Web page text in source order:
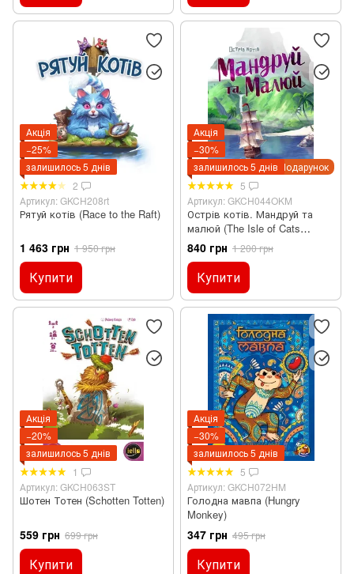
Акція
−25%
залишилось 5 днів
2
Артикул: GKCH208rt
Рятуй котів (Race to the Raft)
1 463 грн 1 950 грн
Купити
Подарунок
Акція
−30%
залишилось 5 днів
5
Артикул: GKCH044OKM
Острів котів. Мандруй та
малюй (The Isle of Cats
Explore & Draw)
840 грн 1 200 грн
Купити
Акція
−20%
залишилось 5 днів
1
Артикул: GKCH063ST
Шотен Тотен (Schotten Totten)
559 грн 699 грн
Купити
Акція
−30%
залишилось 5 днів
5
Артикул: GKCH072HM
Голодна мавпа (Hungry
Monkey)
347 грн 495 грн
Купити